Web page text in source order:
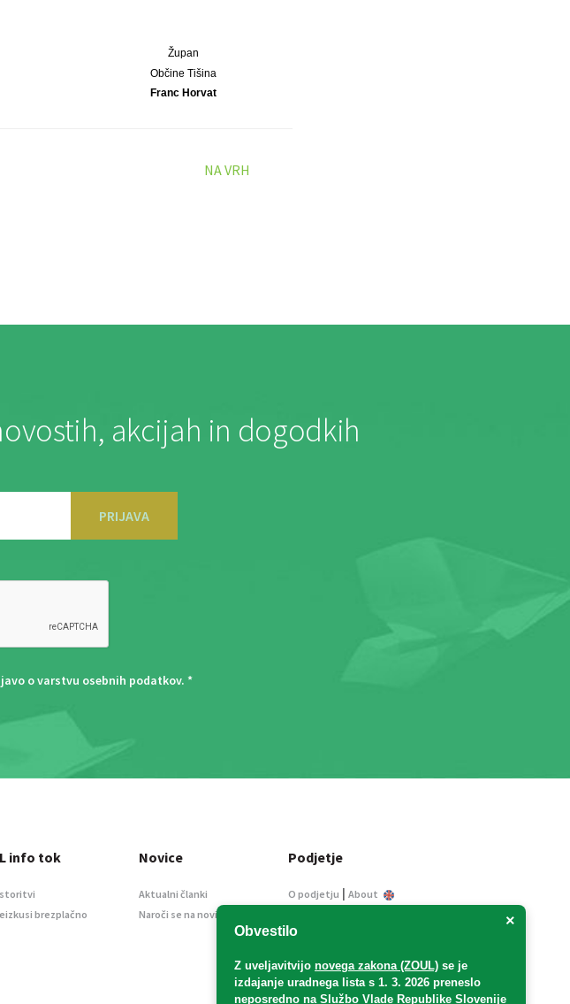
Župan
Občine Tišina
Franc Horvat
NA VRH
akcijah in dogodkih
PRIJAVA
o varstvu osebnih podatkov. *
×
Obvestilo
Z uveljavitvijo novega zakona (ZOUL) se je
izdajanje uradnega lista s 1. 3. 2026 preneslo
neposredno na Službo Vlade Republike Slovenije
info tok
brezplačno
Novice
Aktualni članki
Naroči se na novice
Podjetje
O podjetju | About
Informacije javnega
Oglaševanje
Splošni pogoji